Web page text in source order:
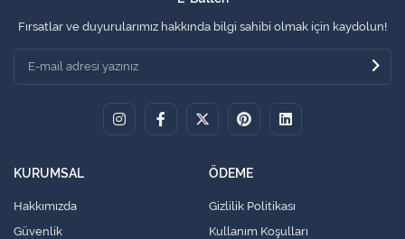
Fırsatlar ve duyurularımız hakkında bilgi sahibi olmak için kaydolun!
KURUMSAL
Hakkımızda
Güvenlik
ÖDEME
Gizlilik Politikası
Kullanım Koşulları